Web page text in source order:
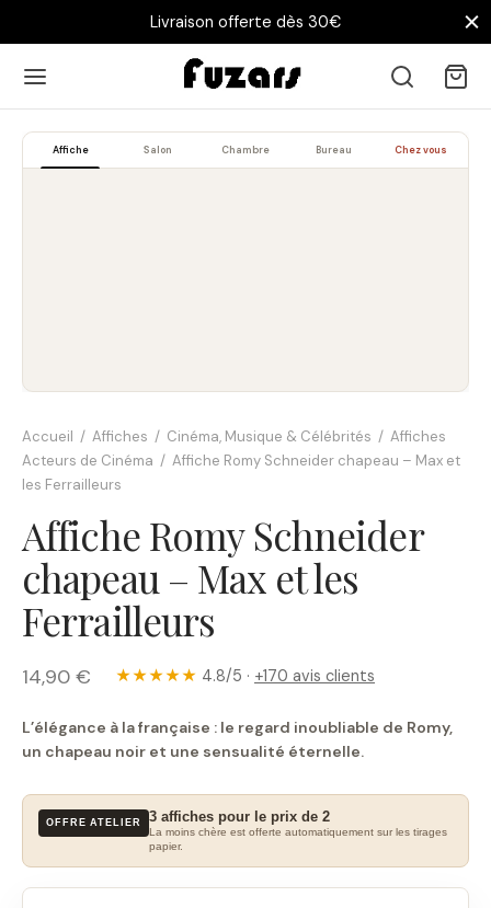
Livraison offerte dès 30€
Affiche Salon Chambre Bureau Chez vous
Accueil / Affiches / Cinéma, Musique & Célébrités / Affiches
Acteurs de Cinéma / Affiche Romy Schneider chapeau – Max et
les Ferrailleurs
Affiche Romy Schneider
chapeau – Max et les
Ferrailleurs
14,90 € ★★★★★ 4.8/5 · +170 avis clients
L’élégance à la française : le regard inoubliable de Romy,
un chapeau noir et une sensualité éternelle.
OFFRE ATELIER 3 affiches pour le prix de 2
La moins chère est offerte automatiquement sur les tirages
papier.